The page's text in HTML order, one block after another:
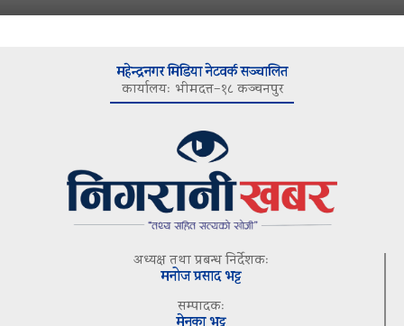
महेन्द्रनगर मिडिया नेटवर्क सञ्चालित
कार्यालयः भीमदत्त–१८ कञ्चनपुर
अध्यक्ष तथा प्रबन्ध निर्देशकः
मनोज प्रसाद भट्ट
सम्पादकः